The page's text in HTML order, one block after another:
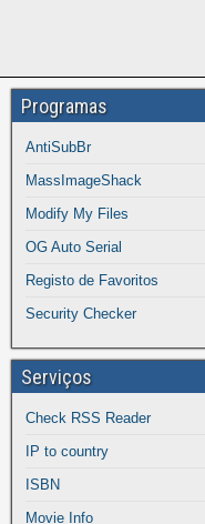
Programas
AntiSubBr
MassImageShack
Modify My Files
OG Auto Serial
Registo de Favoritos
Security Checker
Serviços
Check RSS Reader
IP to country
ISBN
Movie Info